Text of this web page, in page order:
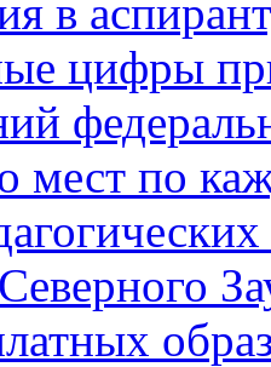
в
цифры
мест по